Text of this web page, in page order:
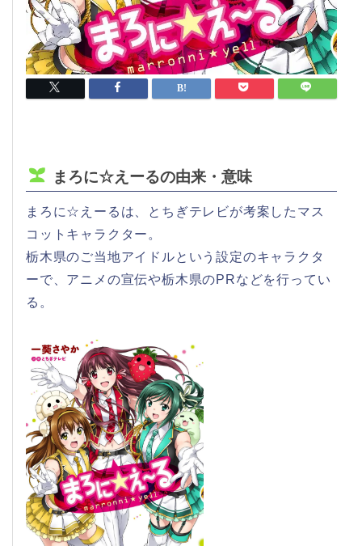
まろに☆えーるの由来・意味
まろに☆えーるは、とちぎテレビが考案したマス
コットキャラクター。
栃木県のご当地アイドルという設定のキャラクタ
ーで、アニメの宣伝や栃木県のPRなどを行ってい
る。